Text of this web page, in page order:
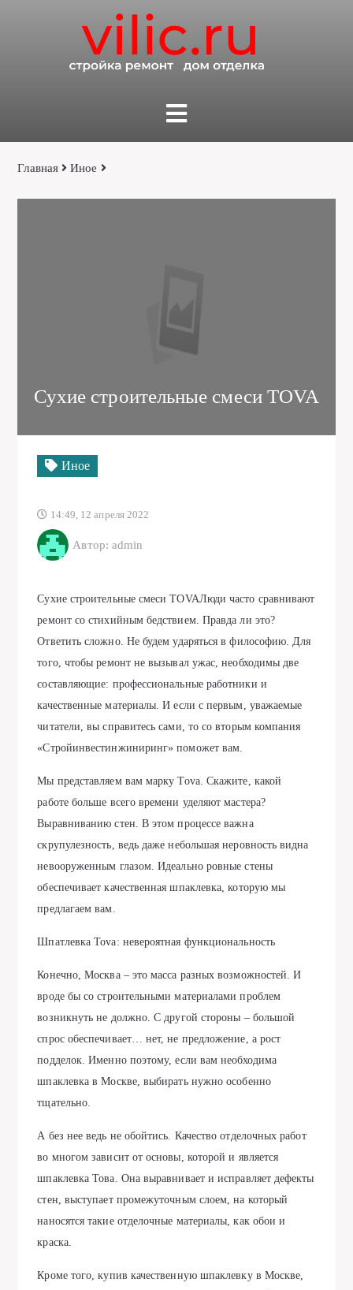
Главная Иное
Сухие строительные смеси TOVA
Иное
14:49, 12 апреля 2022
Автор: admin
Сухие строительные смеси TOVAЛюди часто сравнивают
ремонт со стихийным бедствием. Правда ли это?
Ответить сложно. Не будем ударяться в философию. Для
того, чтобы ремонт не вызывал ужас, необходимы две
составляющие: профессиональные работники и
качественные материалы. И если с первым, уважаемые
читатели, вы справитесь сами, то со вторым компания
«Стройинвестинжиниринг» поможет вам.
Мы представляем вам марку Tova. Скажите, какой
работе больше всего времени уделяют мастера?
Выравниванию стен. В этом процессе важна
скрупулезность, ведь даже небольшая неровность видна
невооруженным глазом. Идеально ровные стены
обеспечивает качественная шпаклевка, которую мы
предлагаем вам.
Шпатлевка Tova: невероятная функциональность
Конечно, Москва – это масса разных возможностей. И
вроде бы со строительными материалами проблем
возникнуть не должно. С другой стороны – большой
спрос обеспечивает… нет, не предложение, а рост
подделок. Именно поэтому, если вам необходима
шпаклевка в Москве, выбирать нужно особенно
тщательно.
А без нее ведь не обойтись. Качество отделочных работ
во многом зависит от основы, которой и является
шпаклевка Това. Она выравнивает и исправляет дефекты
стен, выступает промежуточным слоем, на который
наносятся такие отделочные материалы, как обои и
краска.
Кроме того, купив качественную шпаклевку в Москве,